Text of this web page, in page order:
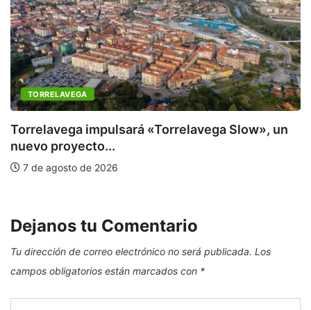
TORRELAVEGA
Torrelavega impulsará «Torrelavega Slow», un
nuevo proyecto...
7 de agosto de 2026
Dejanos tu Comentario
Tu dirección de correo electrónico no será publicada. Los
campos obligatorios están marcados con *